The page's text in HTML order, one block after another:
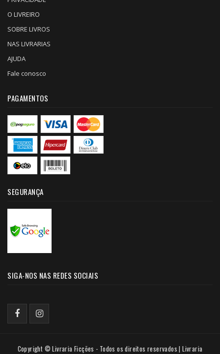
O LIVREIRO
SOBRE LIVROS
NAS LIVRARIAS
AJUDA
Fale conosco
PAGAMENTOS
SEGURANÇA
SIGA-NOS NAS REDES SOCIAIS
Copyright © Livraria Ficções - Todos os direitos reservados | Livraria